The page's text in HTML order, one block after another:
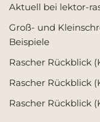
Aktuell bei lektor-
Groß- und
Beispiele
Rascher Rückblick
Rascher Rückblick
Rascher Rückblick